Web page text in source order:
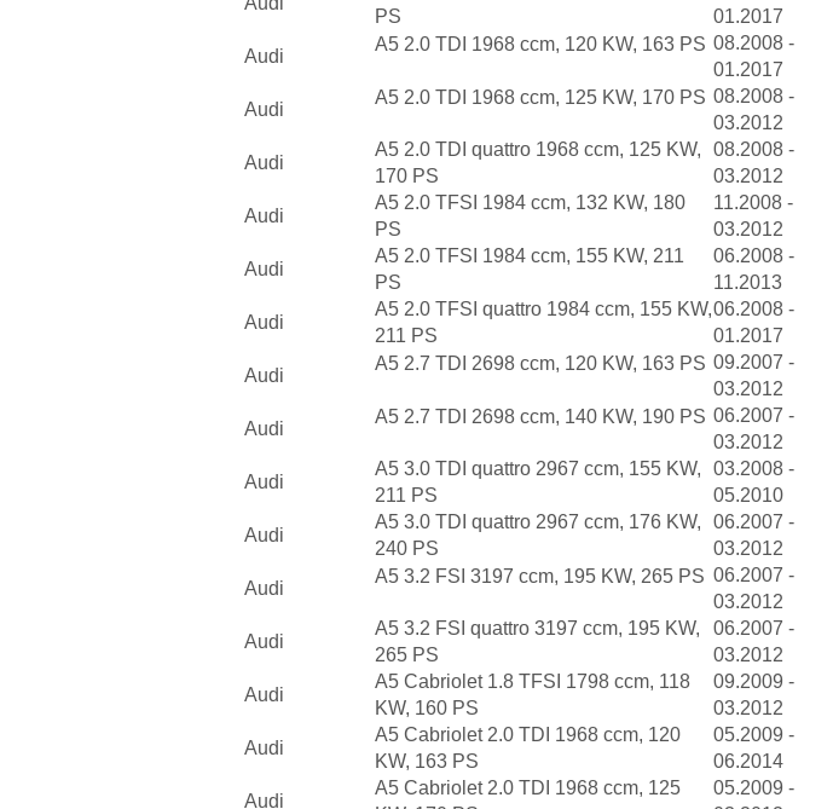
PS
01.2017
Audi
A5 2.0 TDI 1968 ccm, 120 KW, 163 PS 08.2008 -
01.2017
Audi
A5 2.0 TDI 1968 ccm, 125 KW, 170 PS 08.2008 -
03.2012
Audi
A5 2.0 TDI quattro 1968 ccm, 125 KW,
170 PS
08.2008 -
03.2012
Audi
A5 2.0 TFSI 1984 ccm, 132 KW, 180
PS
11.2008 -
03.2012
Audi
A5 2.0 TFSI 1984 ccm, 155 KW, 211
PS
06.2008 -
11.2013
Audi
A5 2.0 TFSI quattro 1984 ccm, 155 KW,
211 PS
06.2008 -
01.2017
Audi
A5 2.7 TDI 2698 ccm, 120 KW, 163 PS 09.2007 -
03.2012
Audi
A5 2.7 TDI 2698 ccm, 140 KW, 190 PS 06.2007 -
03.2012
Audi
A5 3.0 TDI quattro 2967 ccm, 155 KW,
211 PS
03.2008 -
05.2010
Audi
A5 3.0 TDI quattro 2967 ccm, 176 KW,
240 PS
06.2007 -
03.2012
Audi
A5 3.2 FSI 3197 ccm, 195 KW, 265 PS 06.2007 -
03.2012
Audi
A5 3.2 FSI quattro 3197 ccm, 195 KW,
265 PS
06.2007 -
03.2012
Audi
A5 Cabriolet 1.8 TFSI 1798 ccm, 118
KW, 160 PS
09.2009 -
03.2012
Audi
A5 Cabriolet 2.0 TDI 1968 ccm, 120
KW, 163 PS
05.2009 -
06.2014
Audi
A5 Cabriolet 2.0 TDI 1968 ccm, 125
05.2009 -